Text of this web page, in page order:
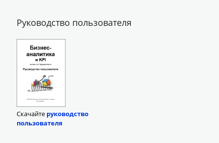
Руководство пользователя
Скачайте руководство
пользователя